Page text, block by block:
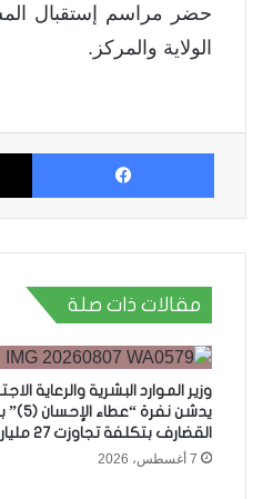
حضر مراسم إستقبال
الولاية والمركز.
مقالات ذات صلة
وزير الموارد البشرية والرعاية
يدشن نفرة
القضارف بتكلفة تجاوزت 27 مليار جنيه
7 أغسطس، 2026